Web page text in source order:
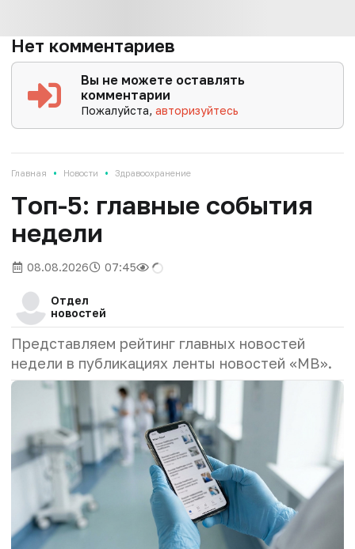
Нет комментариев
Вы не можете оставлять
комментарии
Пожалуйста,авторизуйтесь
Главная • Новости • Здравоохранение
Tоп-5: главные события
недели
08.08.2026 07:45
Отдел
новостей
Представляем рейтинг главных новостей
недели в публикациях ленты новостей «МВ».